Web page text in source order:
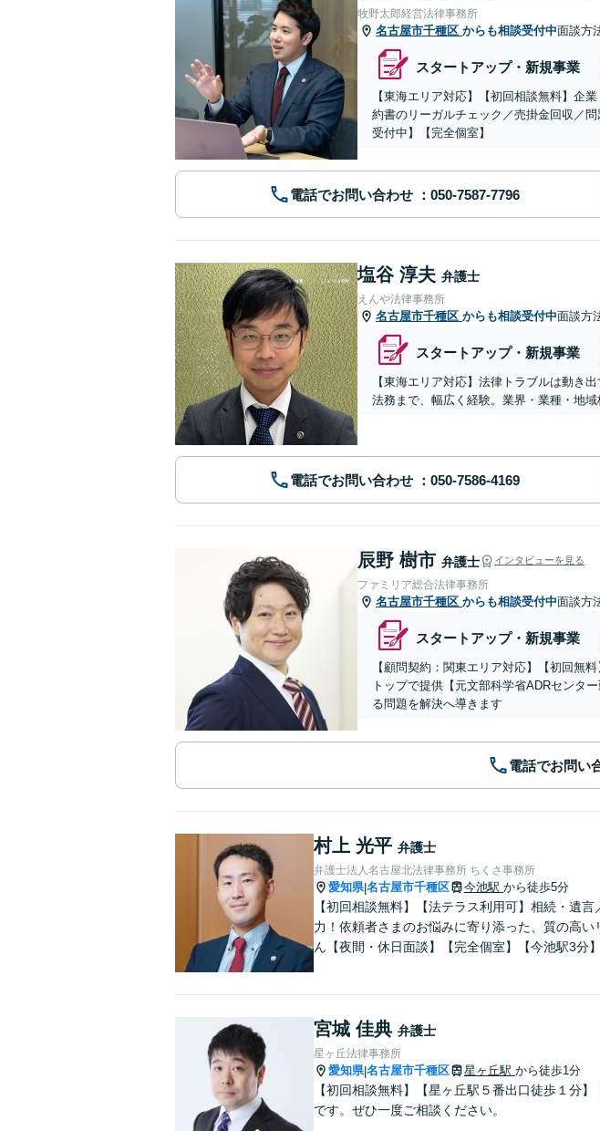
牧野太郎経営法律事務所
名古屋市千種区 からも相談受付中面談方
スタートアップ・新規事業
【東海エリア対応】【初回相談無料】企
約書のリーガルチェック／売掛金回収／
受付中】【完全個室】
電話でお問い合わせ
塩谷 淳夫 弁護士
えんや法律事務所
名古屋市千種区 からも相談受付中面談方
スタートアップ・新規事業
【東海エリア対応】法律トラブルは動き
法務まで、幅広く経験。​​業界・業種・地
電話でお問い合わせ
辰野 樹市 弁護士 インタビューを見る
ファミリア総合法律事務所
名古屋市千種区 からも相談受付中面談方
スタートアップ・新規事業
【顧問契約：関東エリア対応】【初回無
トップで提供【元文部科学省ADRセンタ
る問題を解決へ導きます
電話でお問い
村上 光平 弁護士
弁護士法人名古屋北法律事務所 ちくさ事務所
愛知県|名古屋市千種区 今池駅 から徒歩5分
【初回相談無料】【法テラス利用可】相続・遺
力！依頼者さまのお悩みに寄り添った、質の高
ん【夜間・休日面談】【完全個室】【今池駅3分】
宮城 佳典 弁護士
星ヶ丘法律事務所
愛知県|名古屋市千種区 星ヶ丘駅 から徒歩1分
【初回相談無料】【星ヶ丘駅５番出口徒歩１分
です。ぜひ一度ご相談ください。